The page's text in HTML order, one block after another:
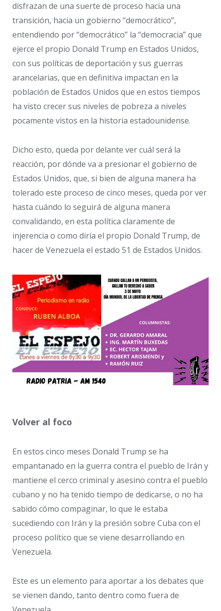
disfrazan de una suerte de proceso hacia una
transición, hacia un gobierno “democrático”,
entendiendo por “democrático” la “democracia” que
ejerce el propio Donald Trump en Estados Unidos,
con sus políticas de deportación y sus guerras
arancelarias, que en definitiva impactan en la
población de Estados Unidos que en estos tiempos
ha visto crecer sus niveles de pobreza a niveles
pocamente vistos en la historia estadounidense.
Dicho esto, queda por delante ver cuál será la
reacción, por dónde va a presionar el gobierno de
Estados Unidos, que, si bien de alguna manera ha
tolerado este proceso de cinco meses, queda por ver
hasta cuándo lo seguirá de alguna manera
convalidando, en esta política claramente de
injerencia o como diría el propio Donald Trump, de
hacer de Venezuela el estado 51 de Estados Unidos.
Volver al foco
En estos cinco meses Donald Trump se ha
empantanado en la guerra contra el pueblo de Irán y
mantiene el cerco criminal y asesino contra el pueblo
cubano y no ha tenido tiempo de dedicarse, o no ha
sabido cómo compaginar, lo que le estaba
sucediendo con Irán y la presión sobre Cuba con el
proceso político que se viene desarrollando en
Venezuela.
Este es un elemento para aportar a los debates que
se vienen dando, tanto dentro como fuera de